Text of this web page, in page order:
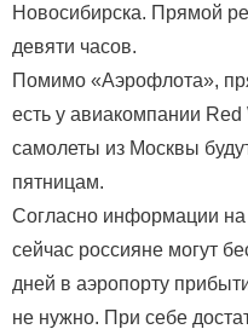
Новосибирска. Прямой
девяти часов.
Помимо «Аэрофлота»,
есть у авиакомпании
самолеты из Москвы
пятницам.
Согласно информации
сейчас россияне могут
дней в аэропорту
не нужно. При себе